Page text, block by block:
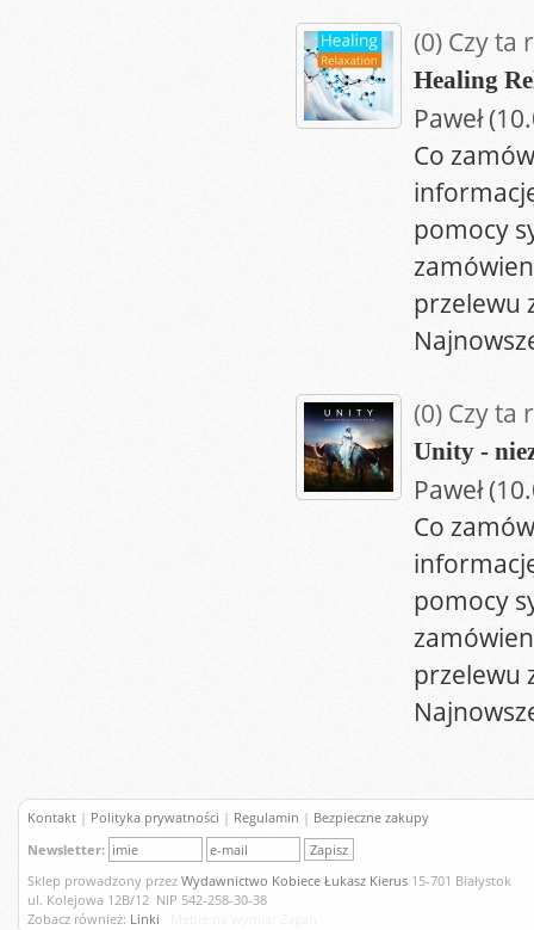
(0) Czy ta
Healing
Paweł
Co
pomocy
przelewu
(0) Czy ta
Unity -
Paweł
Co
pomocy
przelewu
Kontakt | Polityka prywatności | Regulamin | Bezpieczne zakupy
Newsletter:
Sklep prowadzony przez Wydawnictwo Kobiece Łukasz Kierus 15-701 Białystok
ul. Kolejowa 12B/12 NIP 542-258-30-38
Zobacz również: Linki